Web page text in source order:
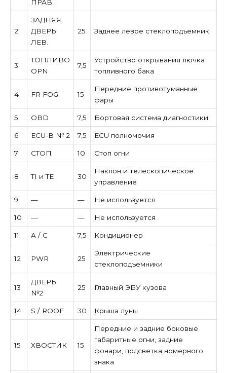
ПРАВ.
2
ЗАДНЯЯ
ДВЕРЬ
ЛЕВ.
25 Заднее левое стеклоподъемник
3
ТОПЛИВО
OPN
7,5
Устройство открывания лючка
топливного бака
4 FR FOG 15
Передние противотуманные
фары
5 OBD 7,5 Бортовая система диагностики
6 ECU-B № 2 7,5 ECU полномочия
7 СТОП 10 Стоп огни
8 TI и TE 30
Наклон и телескопическое
управление
9 — — Не используется
10 — — Не используется
11 A / C 7,5 Кондиционер
12 PWR 25
Электрические
стеклоподъемники
13
ДВЕРЬ
№2
25 Главный ЭБУ кузова
14 S / ROOF 30 Крыша луны
15 ХВОСТИК 15
Передние и задние боковые
габаритные огни, задние
фонари, подсветка номерного
знака